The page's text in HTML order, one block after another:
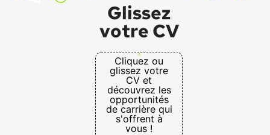
Glissez
votre CV
Cliquez ou
glissez votre
CV et
découvrez les
opportunités
de carrière qui
s'offrent à
vous !